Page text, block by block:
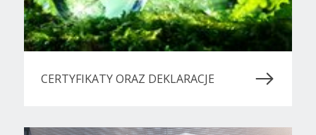
CERTYFIKATY ORAZ DEKLARACJE